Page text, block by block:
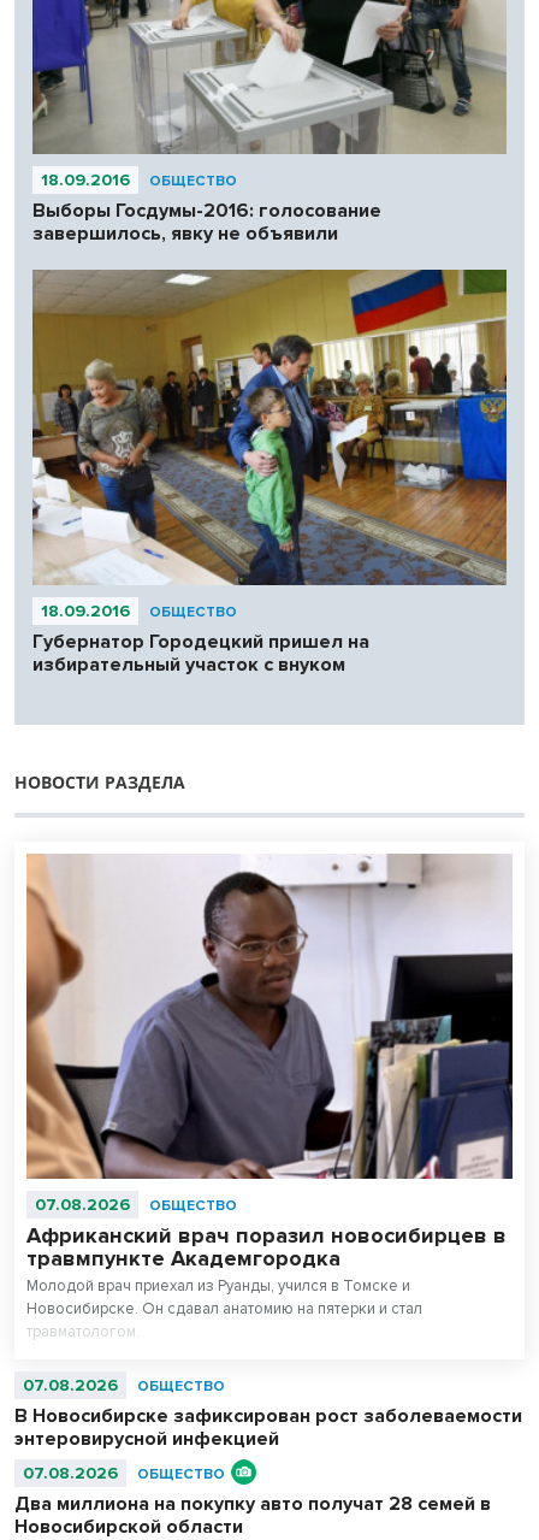
18.09.2016 ОБЩЕСТВО
Выборы Госдумы-2016: голосование
завершилось, явку не объявили
18.09.2016 ОБЩЕСТВО
Губернатор Городецкий пришел на
избирательный участок с внуком
НОВОСТИ РАЗДЕЛА
07.08.2026 ОБЩЕСТВО
Африканский врач поразил новосибирцев в
травмпункте Академгородка
Молодой врач приехал из Руанды, учился в Томске и
Новосибирске. Он сдавал анатомию на пятерки и стал
травматологом.
07.08.2026 ОБЩЕСТВО
В Новосибирске зафиксирован рост заболеваемости
энтеровирусной инфекцией
07.08.2026 ОБЩЕСТВО
Два миллиона на покупку авто получат 28 семей в
Новосибирской области